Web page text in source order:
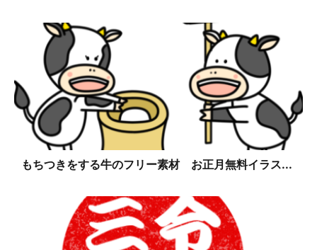
もちつきをする牛のフリー素材 お正月無料イラス...